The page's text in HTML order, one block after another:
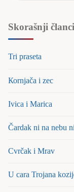
Skorašnji članci
Tri praseta
Коrnjača i zec
Ivica i Marica
Čardak ni na nebu
Cvrčak i Mrav
U cara Trojana